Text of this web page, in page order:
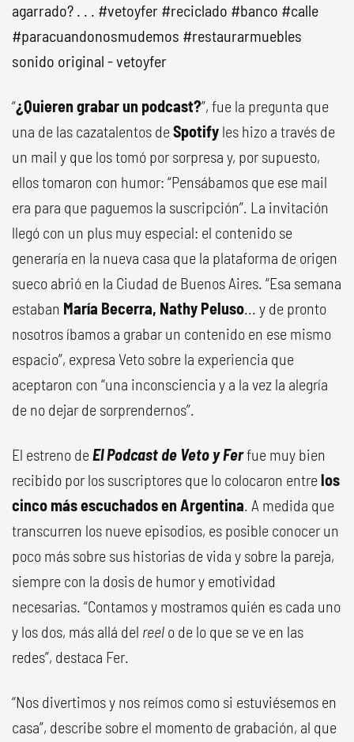
agarrado? . . . #vetoyfer #reciclado #banco #calle
#paracuandonosmudemos #restaurarmuebles
sonido original - vetoyfer
“¿Quieren grabar un podcast?”, fue la pregunta que
una de las cazatalentos deSpotify les hizo a través de
un mail y que los tomó por sorpresa y, por supuesto,
ellos tomaron con humor: “Pensábamos que ese mail
era para que paguemos la suscripción”. La invitación
llegó con un plus muy especial: el contenido se
generaría en la nueva casa que la plataforma de origen
sueco abrió en la Ciudad de Buenos Aires. “Esa semana
estaban María Becerra, Nathy Peluso... y de pronto
nosotros íbamos a grabar un contenido en ese mismo
espacio”, expresa Veto sobre la experiencia que
aceptaron con “una inconsciencia y a la vez la alegría
de no dejar de sorprendernos”.
El estreno deEl Podcast de Veto y Ferfue muy bien
recibido por los suscriptores que lo colocaron entrelos
cinco más escuchados en Argentina. A medida que
transcurren los nueve episodios, es posible conocer un
poco más sobre sus historias de vida y sobre la pareja,
siempre con la dosis de humor y emotividad
necesarias. “Contamos y mostramos quién es cada uno
y los dos, más allá del reel o de lo que se ve en las
redes”, destaca Fer.
“Nos divertimos y nos reímos como si estuviésemos en
casa”, describe sobre el momento de grabación, al que